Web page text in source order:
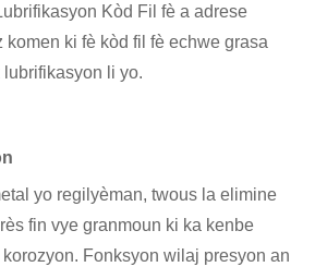
Kòd Fil fè a adrese
ki fè kòd fil fè echwe grasa
li yo.
yo regilyèman, twous la elimine
fin vye granmoun ki ka kenbe
Fonksyon wilaj presyon an